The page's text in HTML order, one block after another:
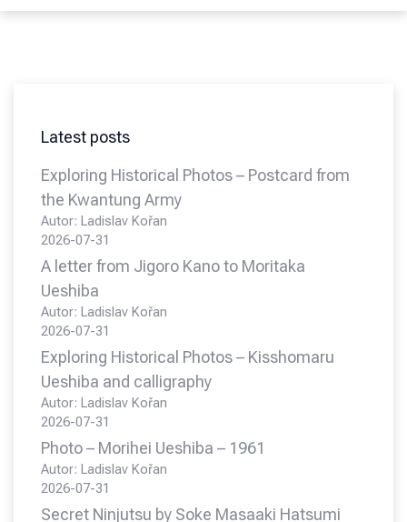
Latest posts
Exploring Historical Photos – Postcard from
the Kwantung Army
Autor: Ladislav Kořan
2026-07-31
A letter from Jigoro Kano to Moritaka
Ueshiba
Autor: Ladislav Kořan
2026-07-31
Exploring Historical Photos – Kisshomaru
Ueshiba and calligraphy
Autor: Ladislav Kořan
2026-07-31
Photo – Morihei Ueshiba – 1961
Autor: Ladislav Kořan
2026-07-31
Secret Ninjutsu by Soke Masaaki Hatsumi